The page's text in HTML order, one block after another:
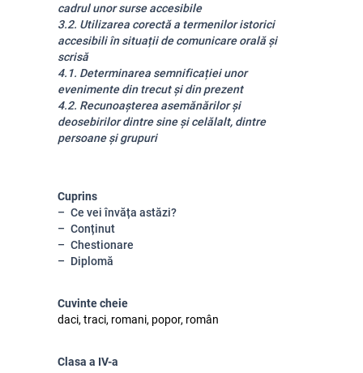
cadrul unor surse accesibile
3.2. Utilizarea corectă a termenilor istorici
accesibili în situații de comunicare orală și
scrisă
4.1. Determinarea semnificației unor
evenimente din trecut și din prezent
4.2. Recunoașterea asemănărilor și
deosebirilor dintre sine și celălalt, dintre
persoane și grupuri
Cuprins
Ce vei învăța astăzi?
Conținut
Chestionare
Diplomă
Cuvinte cheie
daci, traci, romani, popor, român
Clasa a IV-a